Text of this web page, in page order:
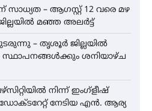
സാധ്യത – ആഗസ്റ്റ് 12 വരെ മഴ
മഞ്ഞ അലർട്ട്
– തൃശൂർ ജില്ലയിൽ
സ്ഥാപനങ്ങൾക്കും ശനിയാഴ്ച
നിന്ന് ഇംഗ്ളീഷ്
നേടിയ എൻ. ആര്യ